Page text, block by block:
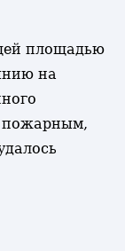
площадью
на
пожарным,